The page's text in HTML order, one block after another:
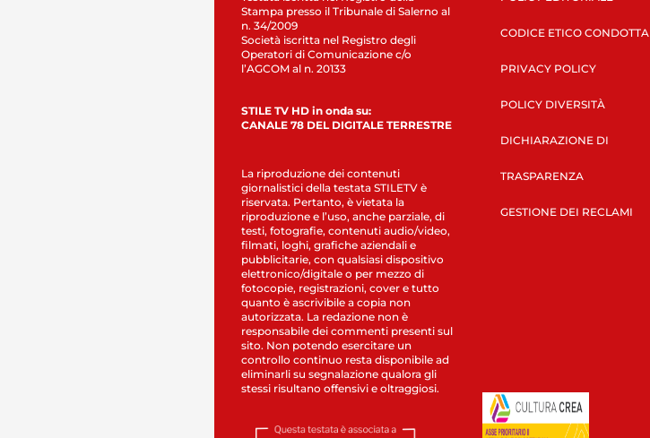
Stampa presso il Tribunale di Salerno al
n. 34/2009
Società iscritta nel Registro degli
Operatori di Comunicazione c/o
l’AGCOM al n. 20133
STILE TV HD in onda su:
CANALE 78 DEL DIGITALE TERRESTRE
La riproduzione dei contenuti
giornalistici della testata STILETV è
riservata. Pertanto, è vietata la
riproduzione e l’uso, anche parziale, di
testi, fotografie, contenuti audio/video,
filmati, loghi, grafiche aziendali e
pubblicitarie, con qualsiasi dispositivo
elettronico/digitale o per mezzo di
fotocopie, registrazioni, cover e tutto
quanto è ascrivibile a copia non
autorizzata. La redazione non è
responsabile dei commenti presenti sul
sito. Non potendo esercitare un
controllo continuo resta disponibile ad
eliminarli su segnalazione qualora gli
stessi risultano offensivi e oltraggiosi.
CODICE ETICO CONDOTTA
PRIVACY POLICY
POLICY DIVERSITÀ
DICHIARAZIONE DI
TRASPARENZA
GESTIONE DEI RECLAMI